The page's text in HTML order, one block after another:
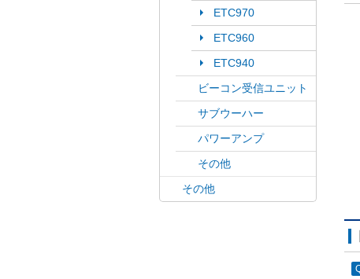
ETC970
ETC960
ETC940
ビーコン受信ユニット
サブウーハー
パワーアンプ
その他
その他